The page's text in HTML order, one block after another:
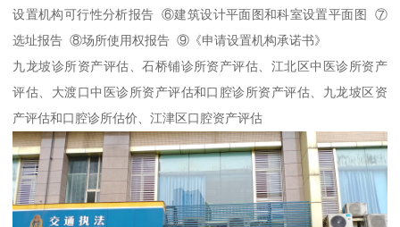
设置机构可行性分析报告 ⑥建筑设计平面图和科室设置平面图 ⑦
选址报告 ⑧场所使用权报告 ⑨《申请设置机构承诺书》
九龙坡诊所资产评估、石桥铺诊所资产评估、江北区中医诊所资产
评估、大渡口中医诊所资产评估和口腔诊所资产评估、九龙坡区资
产评估和口腔诊所估价、江津区口腔资产评估